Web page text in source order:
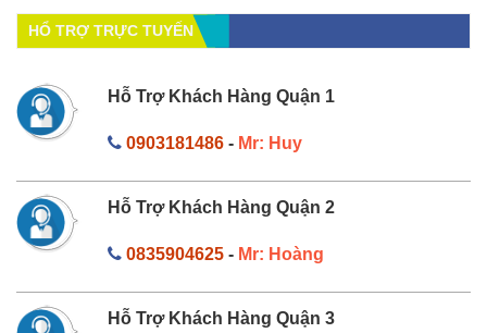
HỔ TRỢ TRỰC TUYẾN
Hỗ Trợ Khách Hàng Quận 1
0903181486- Mr: Huy
Hỗ Trợ Khách Hàng Quận 2
0835904625- Mr: Hoàng
Hỗ Trợ Khách Hàng Quận 3